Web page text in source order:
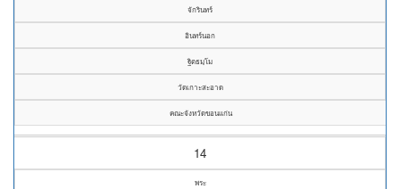
จักรินทร์
อินทร์นอก
ฐิตธมฺโม
วัดเกาะสะอาด
คณะจังหวัดขอนแก่น
14
พระ